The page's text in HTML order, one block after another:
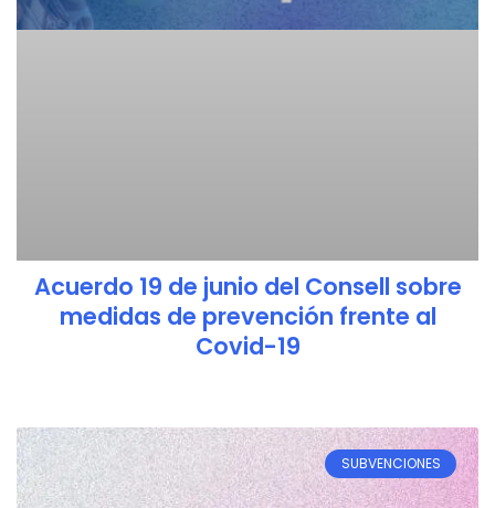
Acuerdo 19 de junio del Consell sobre
medidas de prevención frente al
Covid-19
SUBVENCIONES